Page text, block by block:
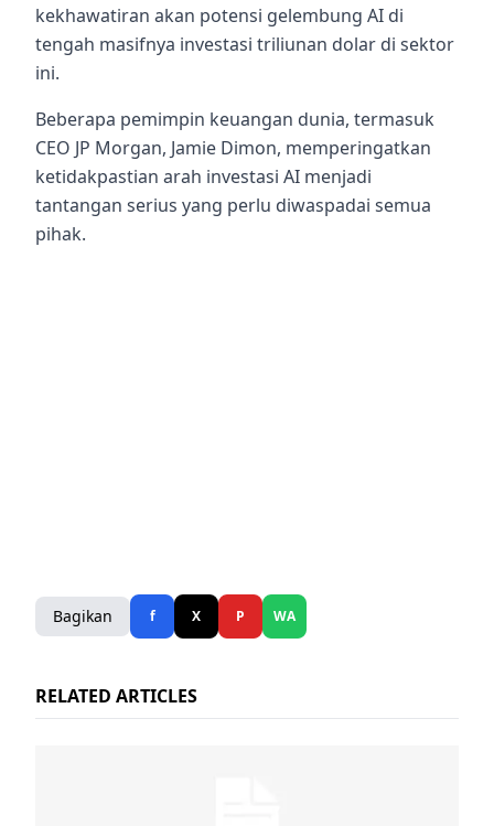
kekhawatiran akan potensi gelembung AI di
tengah masifnya investasi triliunan dolar di sektor
ini.
Beberapa pemimpin keuangan dunia, termasuk
CEO JP Morgan, Jamie Dimon, memperingatkan
ketidakpastian arah investasi AI menjadi
tantangan serius yang perlu diwaspadai semua
pihak.
Bagikan f X P WA
RELATED ARTICLES